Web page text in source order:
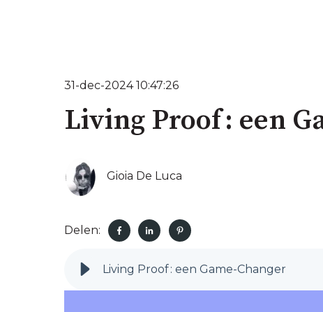
31-dec-2024 10:47:26
Living Proof : een
Gioia De Luca
Delen:
Living Proof : een Game-Changer